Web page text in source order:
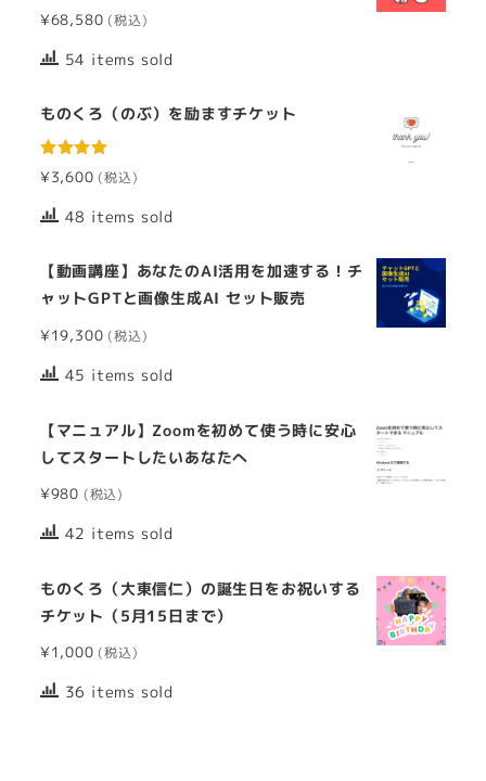
¥68,580
54 items sold
ものくろ（のぶ）を励ますチケット
5段階中
5.00の評価
¥3,600
48 items sold
【動画講座】あなたのAI活用を加速する！チ
ャットGPTと画像生成AI セット販売
¥19,300
45 items sold
【マニュアル】Zoomを初めて使う時に安心
してスタートしたいあなたへ
¥980
42 items sold
ものくろ（大東信仁）の誕生日をお祝いする
チケット（5月15日まで）
¥1,000
36 items sold